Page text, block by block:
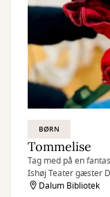
BØRN
Tommelise
Tag med på en
Ishøj Teater gæster
Dalum Bibliotek